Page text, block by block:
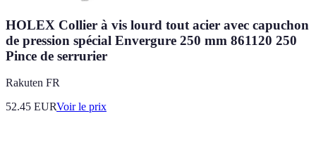
HOLEX Collier à vis lourd tout acier avec capuchon
de pression spécial Envergure 250 mm 861120 250
Pince de serrurier
Rakuten FR
52.45 EURVoir le prix